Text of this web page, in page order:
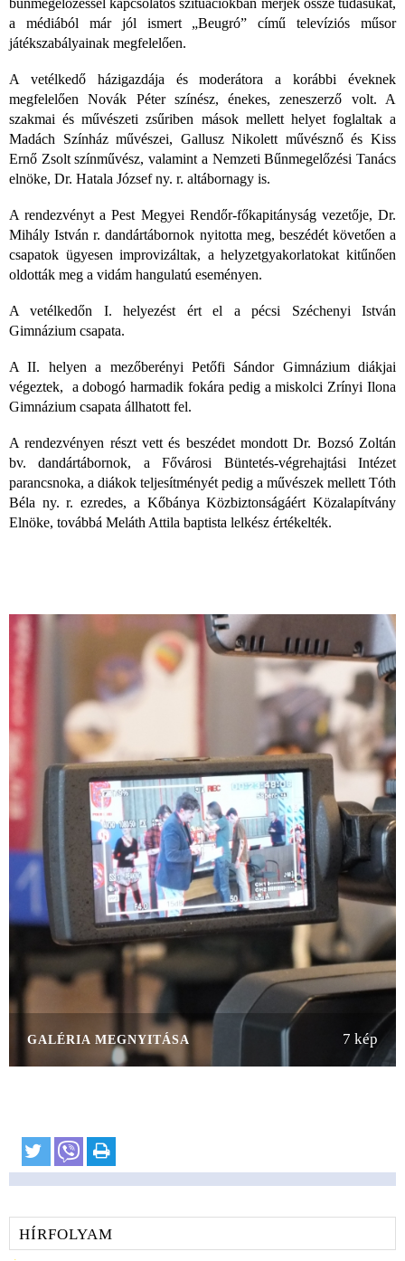
bűnmegelőzéssel kapcsolatos szituációkban mérjék össze tudásukat,
a médiából már jól ismert „Beugró” című televíziós műsor
játékszabályainak megfelelően.
A vetélkedő házigazdája és moderátora a korábbi éveknek
megfelelően Novák Péter színész, énekes, zeneszerző volt. A
szakmai és művészeti zsűriben mások mellett helyet foglaltak a
Madách Színház művészei, Gallusz Nikolett művésznő és Kiss
Ernő Zsolt színművész, valamint a Nemzeti Bűnmegelőzési Tanács
elnöke, Dr. Hatala József ny. r. altábornagy is.
A rendezvényt a Pest Megyei Rendőr-főkapitányság vezetője, Dr.
Mihály István r. dandártábornok nyitotta meg, beszédét követően a
csapatok ügyesen improvizáltak, a helyzetgyakorlatokat kitűnően
oldották meg a vidám hangulatú eseményen.
A vetélkedőn I. helyezést ért el a pécsi Széchenyi István
Gimnázium csapata.
A II. helyen a mezőberényi Petőfi Sándor Gimnázium diákjai
végeztek, a dobogó harmadik fokára pedig a miskolci Zrínyi Ilona
Gimnázium csapata állhatott fel.
A rendezvényen részt vett és beszédet mondott Dr. Bozsó Zoltán
bv. dandártábornok, a Fővárosi Büntetés-végrehajtási Intézet
parancsnoka, a diákok teljesítményét pedig a művészek mellett Tóth
Béla ny. r. ezredes, a Kőbánya Közbiztonságáért Közalapítvány
Elnöke, továbbá Meláth Attila baptista lelkész értékelték.
7 kép
GALÉRIA MEGNYITÁSA
HÍRFOLYAM